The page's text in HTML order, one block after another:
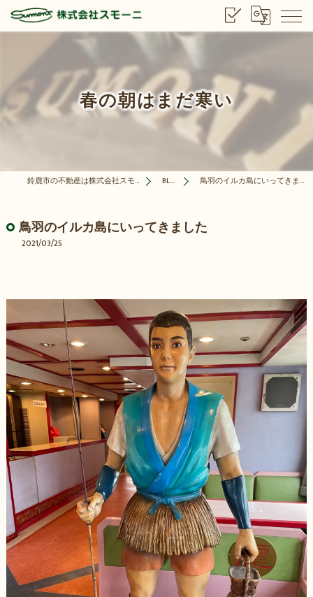
春の朝はまだ寒い
鈴鹿市の不動産は株式会社スモーニ BLOG 鳥羽のイルカ島にいってきました
鳥羽のイルカ島にいってきました
2021/03/25